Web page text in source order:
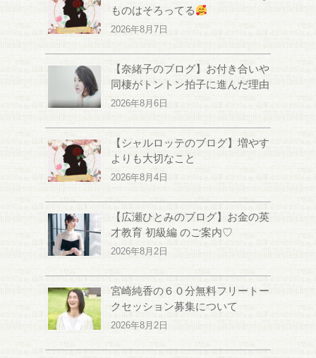
ものはそろってる
2026年8月7日
【奈緒子のブログ】お付き合いや
同棲がトントン拍子に進んだ理由
2026年8月6日
【シャルロッテのブログ】増やす
よりも大切なこと
2026年8月4日
【広瀬ひとみのブログ】お金の英
才教育 初級編 のご案内♡
2026年8月2日
宮崎純香の６０分無料フリートー
クセッション募集について
2026年8月2日